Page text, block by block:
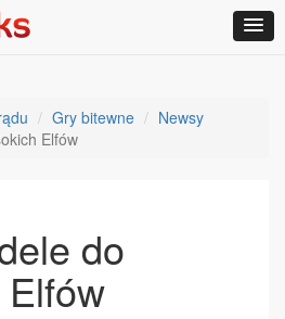
Gry bitewne
Newsy
Elfów
do